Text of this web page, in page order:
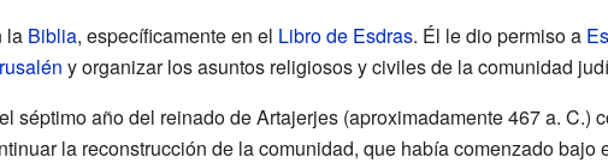
la Biblia, específicamente en el Libro de Esdras. Él le dio permiso a
y organizar los asuntos religiosos y civiles de la comunidad
séptimo año del reinado de Artajerjes (aproximadamente 467 a. C.)
la reconstrucción de la comunidad, que había comenzado bajo